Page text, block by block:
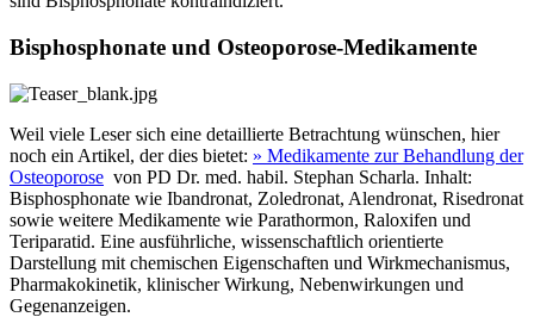
Bisphosphonate und Osteoporose-Medikamente
Weil viele Leser sich eine detaillierte Betrachtung wünschen, hier
noch ein Artikel, der dies bietet: » Medikamente zur Behandlung der
Osteoporose von PD Dr. med. habil. Stephan Scharla. Inhalt:
Bisphosphonate wie Ibandronat, Zoledronat, Alendronat, Risedronat
sowie weitere Medikamente wie Parathormon, Raloxifen und
Teriparatid. Eine ausführliche, wissenschaftlich orientierte
Darstellung mit chemischen Eigenschaften und Wirkmechanismus,
Pharmakokinetik, klinischer Wirkung, Nebenwirkungen und
Gegenanzeigen.